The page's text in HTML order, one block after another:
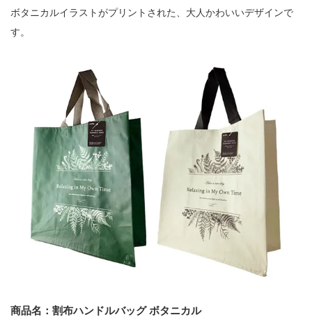
ボタニカルイラストがプリントされた、大人かわいいデザインで
す。
商品名：割布ハンドルバッグ ボタニカル